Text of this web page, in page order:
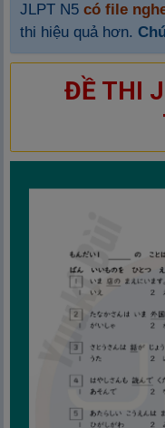
JLPT N5có file
thi hiệu quả hơn.
ĐỀ THI